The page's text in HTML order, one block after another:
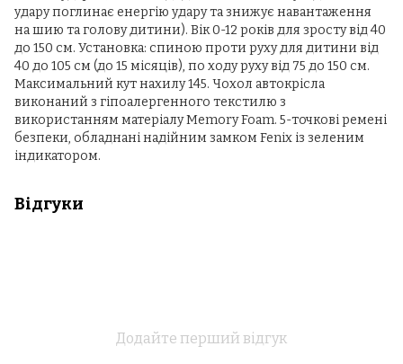
удару поглинає енергію удару та знижує навантаження
на шию та голову дитини). Вік 0-12 років для зросту від 40
до 150 см. Установка: спиною проти руху для дитини від
40 до 105 см (до 15 місяців), по ходу руху від 75 до 150 см.
Максимальний кут нахилу 145. Чохол автокрісла
виконаний з гіпоалергенного текстилю з
використанням матеріалу Memory Foam. 5-точкові ремені
безпеки, обладнані надійним замком Fenix із зеленим
індикатором.
Відгуки
Додайте перший відгук